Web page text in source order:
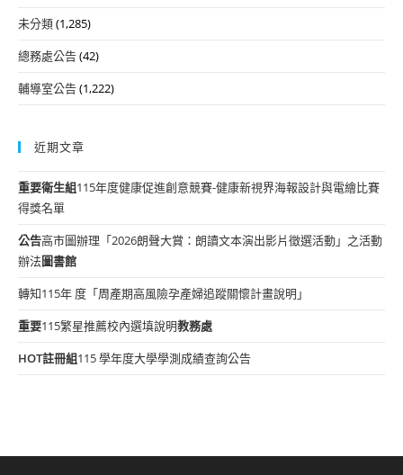
未分類(1,285)
總務處公告(42)
輔導室公告(1,222)
近期文章
重要衛生組115年度健康促進創意競賽-健康新視界海報設計與電繪比賽
得獎名單
公告高市圖辦理「2026朗聲大賞：朗讀文本演出影片徵選活動」之活動
辦法圖書館
轉知115年 度「周產期高風險孕產婦追蹤關懷計畫說明」
重要115繁星推薦校內選填說明教務處
HOT註冊組115 學年度大學學測成績查詢公告